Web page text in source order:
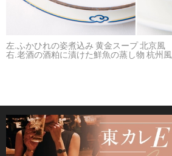
左.ふかひれの姿煮込み 黄金スープ 北京風
右.老酒の酒粕に漬けた鮮魚の蒸し物 杭州風